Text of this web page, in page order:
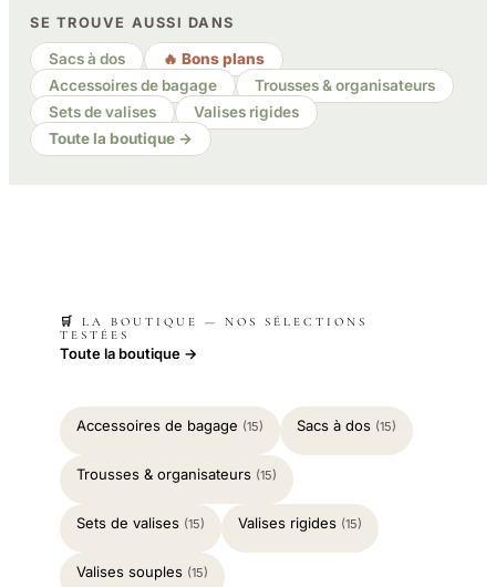
SE TROUVE AUSSI DANS
Sacs à dos
🔥 Bons plans
Accessoires de bagage
Trousses & organisateurs
Sets de valises
Valises rigides
Toute la boutique →
🛒 LA BOUTIQUE — NOS SÉLECTIONS
TESTÉES
Toute la boutique →
Accessoires de bagage (15) Sacs à dos (15)
Trousses & organisateurs (15)
Sets de valises (15) Valises rigides (15)
Valises souples (15)